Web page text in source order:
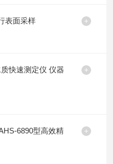
表面采样
快速测定仪 仪器
6890型高效精